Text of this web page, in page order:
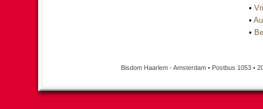
•
•
•
Bisdom Haarlem - Amsterdam • Postbus 1053 •